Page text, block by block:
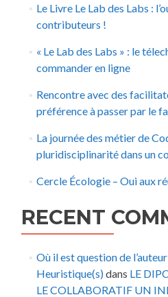
Le Livre Le Lab des Labs :
contributeurs !
« Le Lab des Labs » : le
commander en ligne
Rencontre avec des
préférence à passer par le
La journée des métier de
pluridisciplinarité dans un
Cercle Écologie – Oui aux
RECENT
Où il est question de
Heuristique(s)dans LE
LE COLLABORATIF UN